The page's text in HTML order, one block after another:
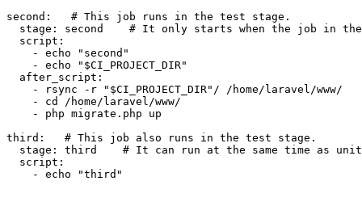
second:   # This job runs in the test stage.
stage: second    # It only starts when the job in
  script:
    - echo "second"
    - echo "$CI_PROJECT_DIR"
  after_script:
    - rsync -r "$CI_PROJECT_DIR"/ /home/laravel/www/
    - cd /home/laravel/www/
    - php migrate.php up
third:   # This job also runs in the test stage.
stage: third    # It can run at the same time as
  script:
    - echo "third"